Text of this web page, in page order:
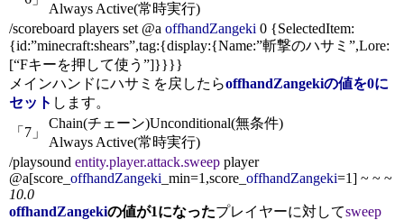
Always Active(常時実行)
/scoreboard players set @a offhandZangeki 0 {SelectedItem:
{id:”minecraft:shears”,tag:{display:{Name:”斬撃のハサミ”,Lore:
[“Fキーを押して使う”]}}}}
メインハンドにハサミを戻したらoffhandZangekiの値を0に
セット します。
「7」
Chain(チェーン)Unconditional(無条件)
Always Active(常時実行)
/playsound entity.player.attack.sweep player
@a[score_ offhandZangeki _min=1,score_ offhandZangeki=1] ~ ~ ~
10.0
offhandZangekiの値が1になったプレイヤーに対してsweep